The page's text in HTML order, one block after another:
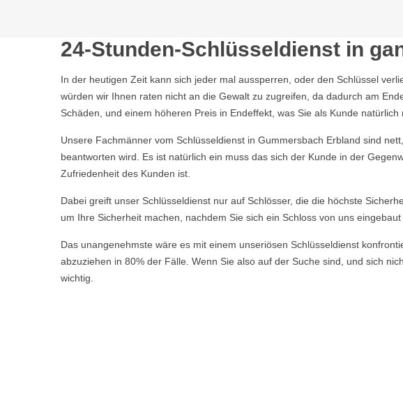
24-Stunden-Schlüsseldienst in
In der heutigen Zeit kann sich jeder mal aussperren, oder den Schlüssel
würden wir Ihnen raten nicht an die Gewalt zu zugreifen, da dadurch am
Schäden, und einem höheren Preis in Endeffekt, was Sie als Kunde natürlich
Unsere Fachmänner vom Schlüsseldienst in Gummersbach Erbland sind
beantworten wird. Es ist natürlich ein muss das sich der Kunde in der
Zufriedenheit des Kunden ist.
Dabei greift unser Schlüsseldienst nur auf Schlösser, die die höchste
um Ihre Sicherheit machen, nachdem Sie sich ein Schloss von uns eingebaut
Das unangenehmste wäre es mit einem unseriösen Schlüsseldienst
abzuziehen in 80% der Fälle. Wenn Sie also auf der Suche sind, und sich
wichtig.